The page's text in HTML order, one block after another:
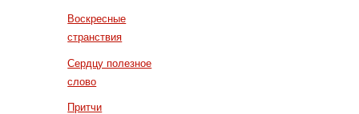
Воскресные
странствия
Сердцу полезное
слово
Притчи